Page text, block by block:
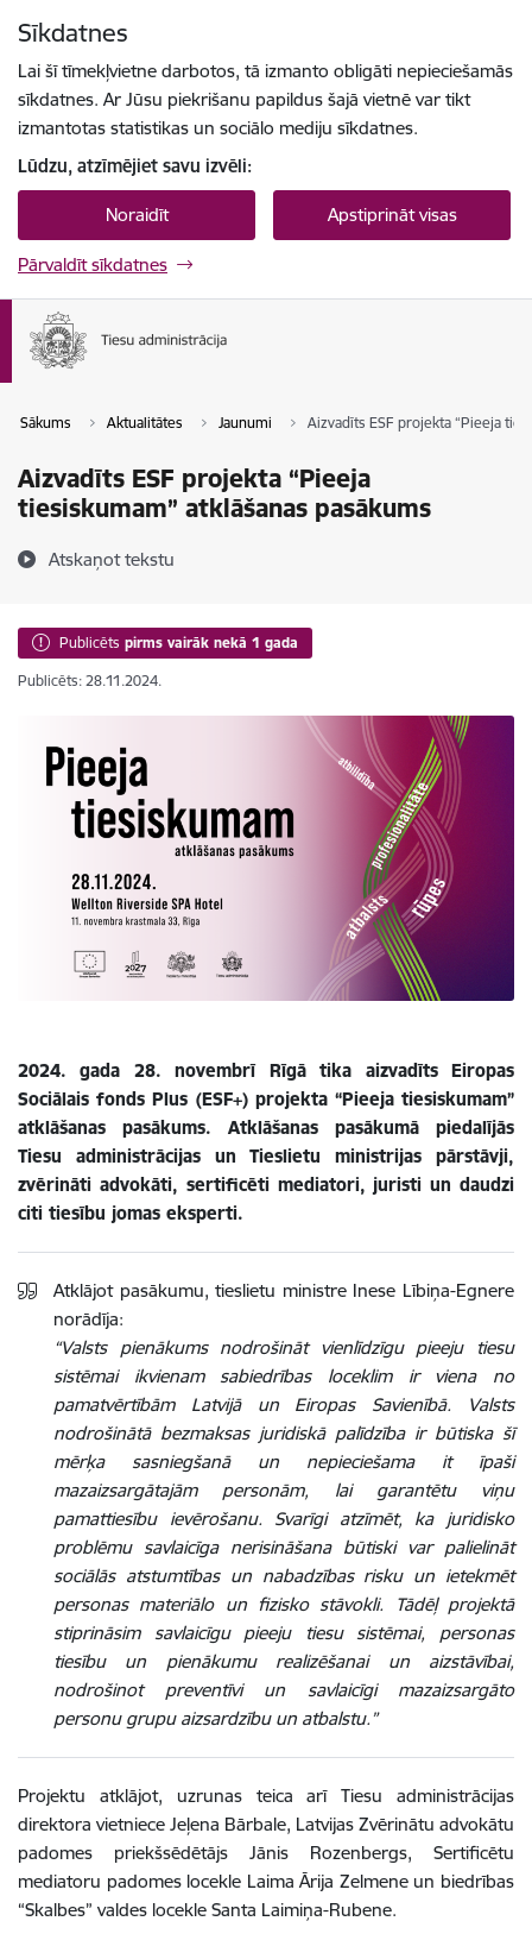
Sīkdatnes
Lai šī tīmekļvietne darbotos, tā izmanto obligāti nepieciešamās
sīkdatnes. Ar Jūsu piekrišanu papildus šajā vietnē var tikt
izmantotas statistikas un sociālo mediju sīkdatnes.
Lūdzu, atzīmējiet savu izvēli:
Noraidīt Apstiprināt visas
Pārvaldīt sīkdatnes
Sākums Aktualitātes Jaunumi Aizvadīts ESF projekta “Pieeja
Aizvadīts ESF projekta “Pieeja
tiesiskumam” atklāšanas pasākums
Atskaņot tekstu
Publicēts pirms vairāk nekā 1 gada
Publicēts: 28.11.2024.
2024. gada 28. novembrī Rīgā tika aizvadīts Eiropas
Sociālais fonds Plus (ESF+) projekta “Pieeja tiesiskumam”
atklāšanas pasākums. Atklāšanas pasākumā piedalījās
Tiesu administrācijas un Tieslietu ministrijas pārstāvji,
zvērināti advokāti, sertificēti mediatori, juristi un daudzi
citi tiesību jomas eksperti.
Atklājot pasākumu, tieslietu ministre Inese Lībiņa-Egnere
norādīja:
“Valsts pienākums nodrošināt vienlīdzīgu pieeju tiesu
sistēmai ikvienam sabiedrības loceklim ir viena no
pamatvērtībām Latvijā un Eiropas Savienībā. Valsts
nodrošinātā bezmaksas juridiskā palīdzība ir būtiska šī
mērķa sasniegšanā un nepieciešama it īpaši
mazaizsargātajām personām, lai garantētu viņu
pamattiesību ievērošanu. Svarīgi atzīmēt, ka juridisko
problēmu savlaicīga nerisināšana būtiski var palielināt
sociālās atstumtības un nabadzības risku un ietekmēt
personas materiālo un fizisko stāvokli. Tādēļ projektā
stiprināsim savlaicīgu pieeju tiesu sistēmai, personas
tiesību un pienākumu realizēšanai un aizstāvībai,
nodrošinot preventīvi un savlaicīgi mazaizsargāto
personu grupu aizsardzību un atbalstu.”
Projektu atklājot, uzrunas teica arī Tiesu administrācijas
direktora vietniece Jeļena Bārbale, Latvijas Zvērinātu advokātu
padomes priekšsēdētājs Jānis Rozenbergs, Sertificētu
mediatoru padomes locekle Laima Ārija Zelmene un biedrības
“Skalbes” valdes locekle Santa Laimiņa-Rubene.